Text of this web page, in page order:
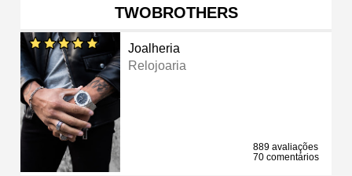
TWOBROTHERS
Joalheria
Relojoaria
889 avaliações
70 comentários